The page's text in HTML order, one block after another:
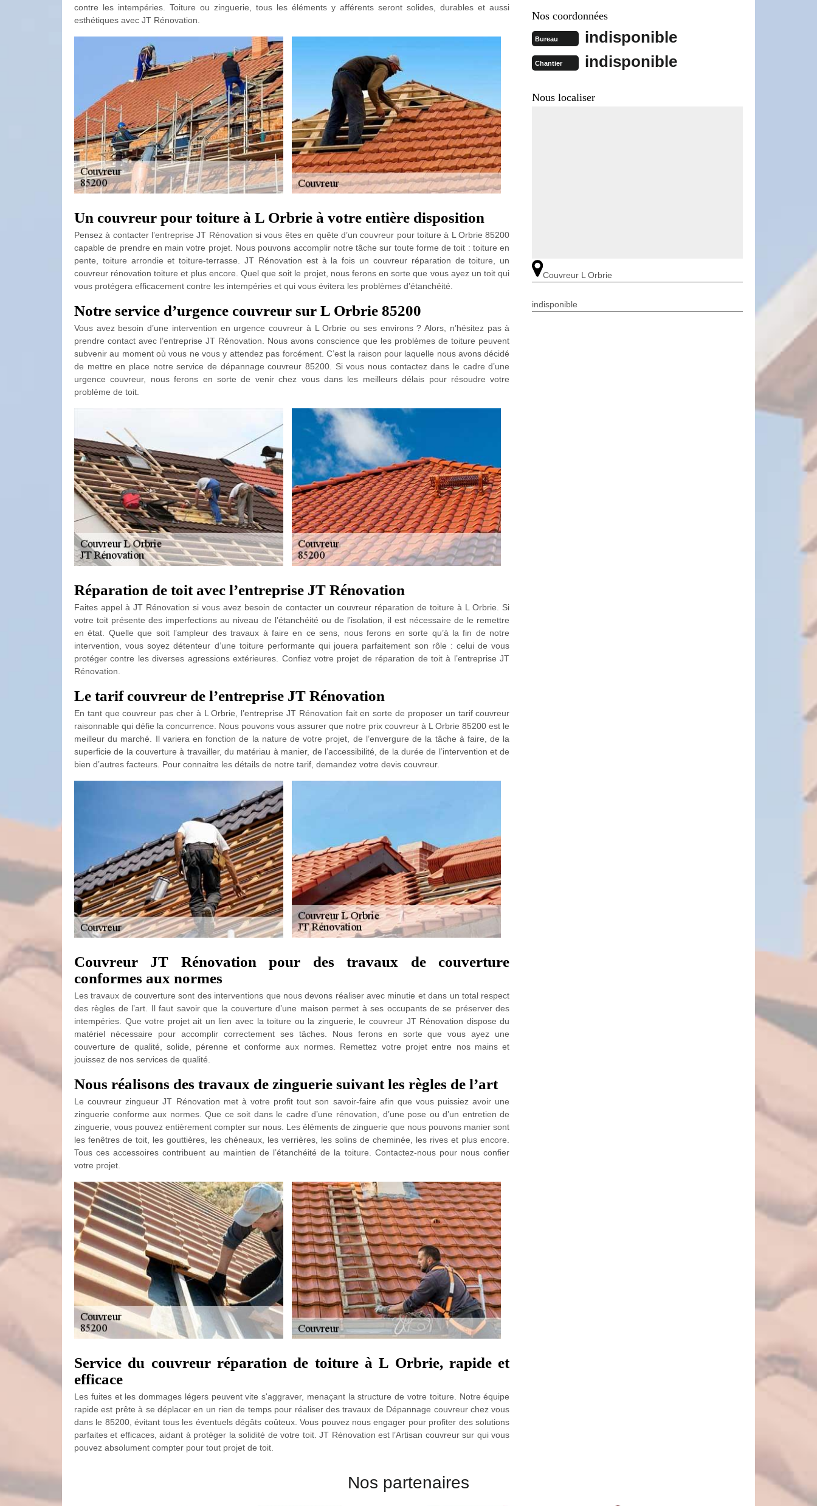
contre les intempéries. Toiture ou zinguerie, tous les éléments y afférents seront solides, durables et aussi
esthétiques avec JT Rénovation.
Un couvreur pour toiture à L Orbrie à votre entière disposition
Pensez à contacter l’entreprise JT Rénovation si vous êtes en quête d’un couvreur pour toiture à L Orbrie 85200
capable de prendre en main votre projet. Nous pouvons accomplir notre tâche sur toute forme de toit : toiture en
pente, toiture arrondie et toiture-terrasse. JT Rénovation est à la fois un couvreur réparation de toiture, un
couvreur rénovation toiture et plus encore. Quel que soit le projet, nous ferons en sorte que vous ayez un toit qui
vous protégera efficacement contre les intempéries et qui vous évitera les problèmes d’étanchéité.
Notre service d’urgence couvreur sur L Orbrie 85200
Vous avez besoin d’une intervention en urgence couvreur à L Orbrie ou ses environs ? Alors, n’hésitez pas à
prendre contact avec l’entreprise JT Rénovation. Nous avons conscience que les problèmes de toiture peuvent
subvenir au moment où vous ne vous y attendez pas forcément. C’est la raison pour laquelle nous avons décidé
de mettre en place notre service de dépannage couvreur 85200. Si vous nous contactez dans le cadre d’une
urgence couvreur, nous ferons en sorte de venir chez vous dans les meilleurs délais pour résoudre votre
problème de toit.
Réparation de toit avec l’entreprise JT Rénovation
Faites appel à JT Rénovation si vous avez besoin de contacter un couvreur réparation de toiture à L Orbrie. Si
votre toit présente des imperfections au niveau de l’étanchéité ou de l’isolation, il est nécessaire de le remettre
en état. Quelle que soit l’ampleur des travaux à faire en ce sens, nous ferons en sorte qu’à la fin de notre
intervention, vous soyez détenteur d’une toiture performante qui jouera parfaitement son rôle : celui de vous
protéger contre les diverses agressions extérieures. Confiez votre projet de réparation de toit à l’entreprise JT
Rénovation.
Le tarif couvreur de l’entreprise JT Rénovation
En tant que couvreur pas cher à L Orbrie, l’entreprise JT Rénovation fait en sorte de proposer un tarif couvreur
raisonnable qui défie la concurrence. Nous pouvons vous assurer que notre prix couvreur à L Orbrie 85200 est le
meilleur du marché. Il variera en fonction de la nature de votre projet, de l’envergure de la tâche à faire, de la
superficie de la couverture à travailler, du matériau à manier, de l’accessibilité, de la durée de l’intervention et de
bien d’autres facteurs. Pour connaitre les détails de notre tarif, demandez votre devis couvreur.
Couvreur JT Rénovation pour des travaux de couverture
conformes aux normes
Les travaux de couverture sont des interventions que nous devons réaliser avec minutie et dans un total respect
des règles de l’art. Il faut savoir que la couverture d’une maison permet à ses occupants de se préserver des
intempéries. Que votre projet ait un lien avec la toiture ou la zinguerie, le couvreur JT Rénovation dispose du
matériel nécessaire pour accomplir correctement ses tâches. Nous ferons en sorte que vous ayez une
couverture de qualité, solide, pérenne et conforme aux normes. Remettez votre projet entre nos mains et
jouissez de nos services de qualité.
Nous réalisons des travaux de zinguerie suivant les règles de l’art
Le couvreur zingueur JT Rénovation met à votre profit tout son savoir-faire afin que vous puissiez avoir une
zinguerie conforme aux normes. Que ce soit dans le cadre d’une rénovation, d’une pose ou d’un entretien de
zinguerie, vous pouvez entièrement compter sur nous. Les éléments de zinguerie que nous pouvons manier sont
les fenêtres de toit, les gouttières, les chéneaux, les verrières, les solins de cheminée, les rives et plus encore.
Tous ces accessoires contribuent au maintien de l’étanchéité de la toiture. Contactez-nous pour nous confier
votre projet.
Service du couvreur réparation de toiture à L Orbrie, rapide et
efficace
Les fuites et les dommages légers peuvent vite s'aggraver, menaçant la structure de votre toiture. Notre équipe
rapide est prête à se déplacer en un rien de temps pour réaliser des travaux de Dépannage couvreur chez vous
dans le 85200, évitant tous les éventuels dégâts coûteux. Vous pouvez nous engager pour profiter des solutions
parfaites et efficaces, aidant à protéger la solidité de votre toit. JT Rénovation est l’Artisan couvreur sur qui vous
pouvez absolument compter pour tout projet de toit.
Nos coordonnées
Bureau indisponible
Chantier indisponible
Nous localiser
Couvreur L Orbrie
indisponible
Nos partenaires